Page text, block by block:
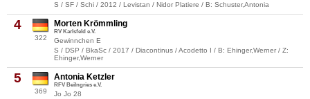
S / SF / Schi / 2012 / Levistan / Nidor Platiere / B: Schuster,Antonia
4
322
Morten Krömmling
RV Karlsfeld e.V.
Gewinnchen E
S / DSP / BkaSc / 2017 / Diacontinus / Acodetto I / B: Ehinger,Werner / Z:
Ehinger,Werner
5
369
Antonia Ketzler
RFV Beilngries e.V.
Jo Jo 28